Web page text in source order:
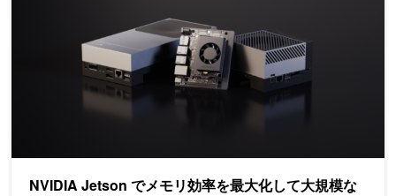
NVIDIA Jetson でメモリ効率を最大化して大規模な